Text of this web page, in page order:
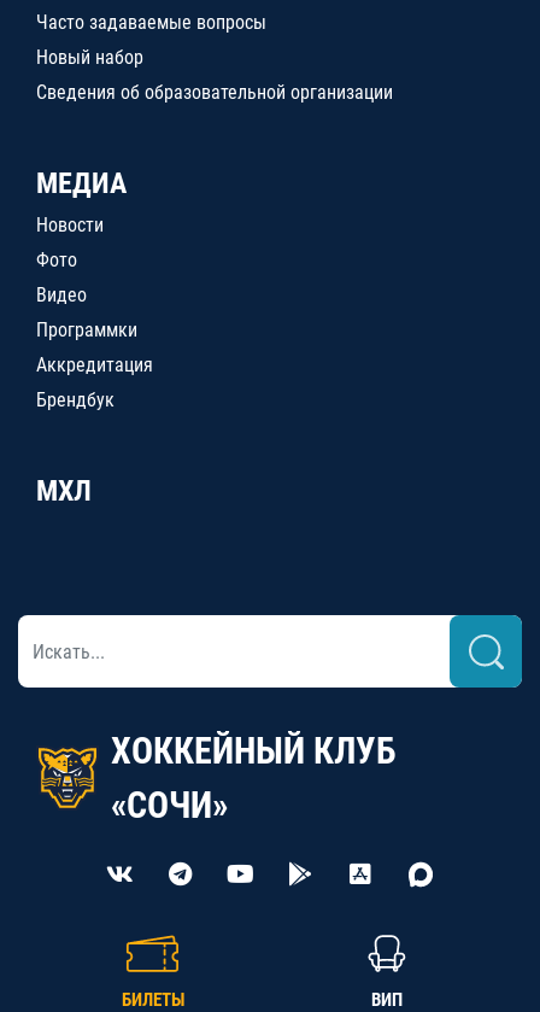
Часто задаваемые вопросы
Новый набор
Сведения об образовательной организации
МЕДИА
Новости
Фото
Видео
Программки
Аккредитация
Брендбук
МХЛ
ХОККЕЙНЫЙ КЛУБ
«СОЧИ»
БИЛЕТЫ ВИП